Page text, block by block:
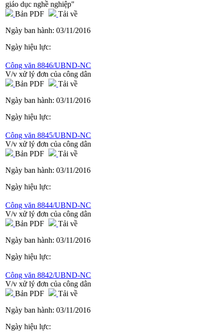
giáo dục nghề nghiệp"
Bản PDF
Tải về
Ngày ban hành: 03/11/2016
Ngày hiệu lực:
Công văn 8846/UBND-NC
V/v xử lý đơn của công dân
Bản PDF
Tải về
Ngày ban hành: 03/11/2016
Ngày hiệu lực:
Công văn 8845/UBND-NC
V/v xử lý đơn của công dân
Bản PDF
Tải về
Ngày ban hành: 03/11/2016
Ngày hiệu lực:
Công văn 8844/UBND-NC
V/v xử lý đơn của công dân
Bản PDF
Tải về
Ngày ban hành: 03/11/2016
Ngày hiệu lực:
Công văn 8842/UBND-NC
V/v xử lý đơn của công dân
Bản PDF
Tải về
Ngày ban hành: 03/11/2016
Ngày hiệu lực: